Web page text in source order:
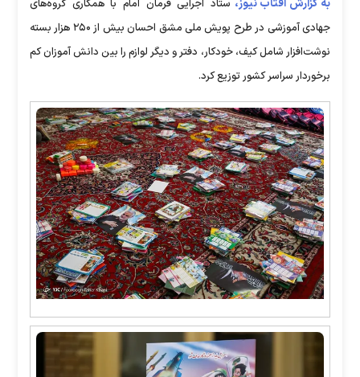
ستاد اجرایی فرمان امام با همکاری گروه‌های
جهادی آموزشی در طرح پویش ملی مشق احسان بیش از ۲۵۰ هزار بسته
نوشت‌افزار شامل کیف، خودکار، دفتر و دیگر لوازم را بین دانش آموزان کم
برخوردار سراسر کشور توزیع کرد.